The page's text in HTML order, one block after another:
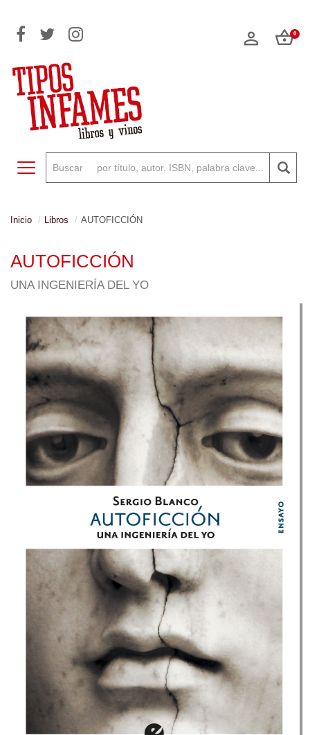
0
Toggle navigation
Inicio Libros AUTOFICCIÓN
AUTOFICCIÓN
UNA INGENIERÍA DEL YO